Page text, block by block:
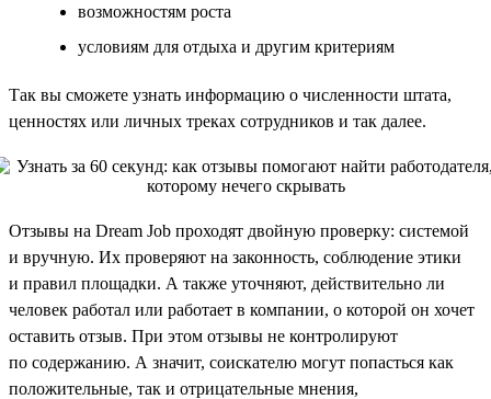
возможностям роста
условиям для отдыха и другим критериям
Так вы сможете узнать информацию о численности штата,
ценностях или личных треках сотрудников и так далее.
Отзывы на Dream Job проходят двойную проверку: системой
и вручную. Их проверяют на законность, соблюдение этики
и правил площадки. А также уточняют, действительно ли
человек работал или работает в компании, о которой он хочет
оставить отзыв. При этом отзывы не контролируют
по содержанию. А значит, соискателю могут попасться как
положительные, так и отрицательные мнения,